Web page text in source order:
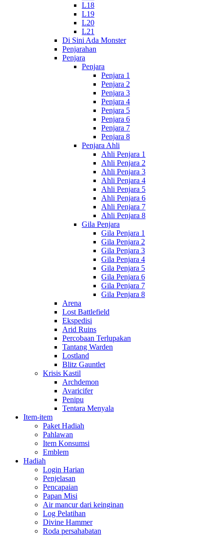
L18
L19
L20
L21
Di Sini Ada Monster
Penjarahan
Penjara
Penjara
Penjara 1
Penjara 2
Penjara 3
Penjara 4
Penjara 5
Penjara 6
Penjara 7
Penjara 8
Penjara Ahli
Ahli Penjara 1
Ahli Penjara 2
Ahli Penjara 3
Ahli Penjara 4
Ahli Penjara 5
Ahli Penjara 6
Ahli Penjara 7
Ahli Penjara 8
Gila Penjara
Gila Penjara 1
Gila Penjara 2
Gila Penjara 3
Gila Penjara 4
Gila Penjara 5
Gila Penjara 6
Gila Penjara 7
Gila Penjara 8
Arena
Lost Battlefield
Ekspedisi
Arid Ruins
Percobaan Terlupakan
Tantang Warden
Lostland
Blitz Gauntlet
Krisis Kastil
Archdemon
Avaricifer
Penipu
Tentara Menyala
Item-item
Paket Hadiah
Pahlawan
Item Konsumsi
Emblem
Hadiah
Login Harian
Penjelasan
Pencapaian
Papan Misi
Air mancur dari keinginan
Log Pelatihan
Divine Hammer
Roda persahabatan